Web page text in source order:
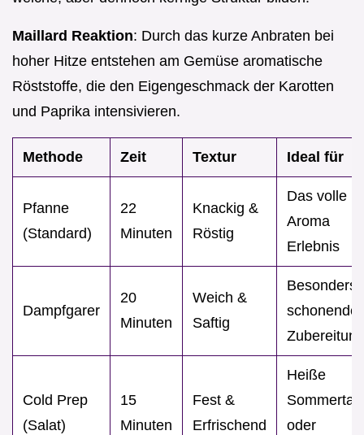
Maillard Reaktion: Durch das kurze Anbraten bei
hoher Hitze entstehen am Gemüse aromatische
Röststoffe, die den Eigengeschmack der Karotten
und Paprika intensivieren.
Methode Zeit Textur Ideal für
Pfanne
(Standard)
22
Minuten
Knackig &
Röstig
Das volle
Aroma
Erlebnis
Dampfgarer
20
Minuten
Weich &
Saftig
Besonders
schonende
Zubereitung
Cold Prep
(Salat)
15
Minuten
Fest &
Erfrischend
Heiße
oder